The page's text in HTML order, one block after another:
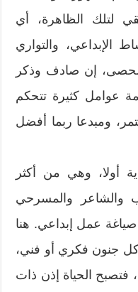
لتلك الظاهرة، أي
الإبداعي، والتواري
إن صادف وذكر
عوامل كثيرة تتحكم
ومبدعا ربما أفضل
أولا، وهي من أكثر
والشاعر والمسرحي
عمل إبداعي. هنا
جنون فكري أو فني،
الحياة إذن ذات